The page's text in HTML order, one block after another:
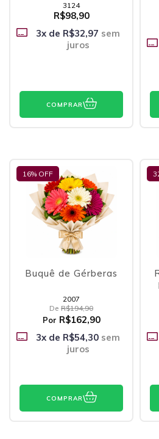
3124
R$98,90
3x de R$32,97 sem
juros
COMPRAR
16% OFF
Buquê de Gérberas
2007
De R$194,90
Por R$162,90
3x de R$54,30 sem
juros
COMPRAR